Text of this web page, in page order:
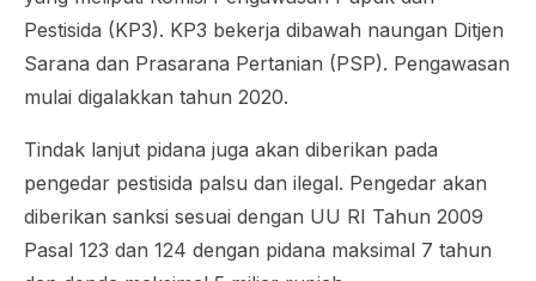
Pestisida (KP3). KP3 bekerja dibawah naungan Ditjen
Sarana dan Prasarana Pertanian (PSP). Pengawasan
mulai digalakkan tahun 2020.
Tindak lanjut pidana juga akan diberikan pada
pengedar pestisida palsu dan ilegal. Pengedar akan
diberikan sanksi sesuai dengan UU RI Tahun 2009
Pasal 123 dan 124 dengan pidana maksimal 7 tahun